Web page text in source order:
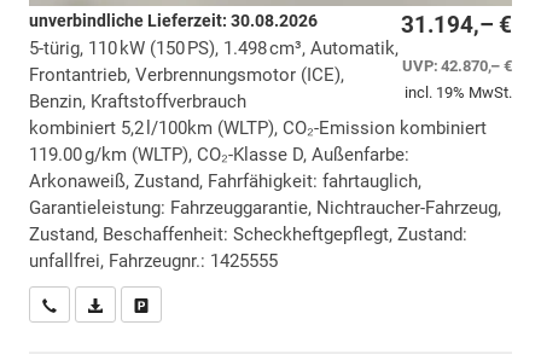
31.194,– €
UVP:42.870,– €
incl. 19% MwSt.
unverbindliche Lieferzeit: 30.08.2026
5-türig, 110 kW (150 PS), 1.498 cm³, Automatik,
Frontantrieb, Verbrennungsmotor (ICE),
Benzin, Kraftstoffverbrauch
kombiniert 5,2 l/100km (WLTP), CO₂-Emission kombiniert
119.00 g/km (WLTP), CO₂-Klasse D, Außenfarbe:
Arkonaweiß, Zustand, Fahrfähigkeit: fahrtauglich,
Garantieleistung: Fahrzeuggarantie, Nichtraucher-Fahrzeug,
Zustand, Beschaffenheit: Scheckheftgepflegt, Zustand:
unfallfrei, Fahrzeugnr.: 1425555
Wir rufen Sie anPDF-Datei, Fahrzeugexposé drucken